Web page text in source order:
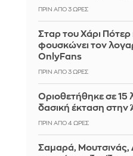
ΠΡΙΝ ΑΠΌ 3 ΏΡΕΣ
Σταρ του Χάρι Πότερ
φουσκώνει τον
OnlyFans
ΠΡΙΝ ΑΠΌ 3 ΏΡΕΣ
Οριοθετήθηκε σε 15
δασική έκταση στην
ΠΡΙΝ ΑΠΌ 4 ΏΡΕΣ
Σαμαρά, Μουτσινάς,